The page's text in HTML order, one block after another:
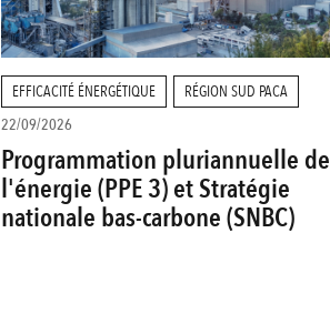
EFFICACITÉ ÉNERGÉTIQUE
RÉGION SUD PACA
22/09/2026
Programmation pluriannuelle de
l'énergie (PPE 3) et Stratégie
nationale bas-carbone (SNBC)